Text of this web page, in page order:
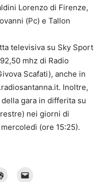
Lorenzo di Firenze,
(Pc) e Tallon
televisiva su Sky Sport
mhz di Radio
Scafati), anche in
Inoltre,
gara in differita su
nei giorni di
(ore 15:25).